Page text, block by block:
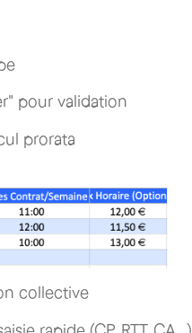
pour validation
prorata
collective